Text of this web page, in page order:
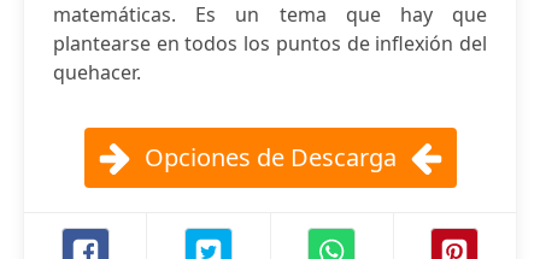
matemáticas. Es un tema que hay que
plantearse en todos los puntos de inflexión del
quehacer.
Opciones de Descarga